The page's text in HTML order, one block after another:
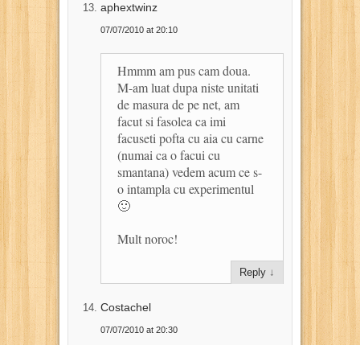
aphextwinz
07/07/2010 at 20:10
Hmmm am pus cam doua.
M-am luat dupa niste unitati
de masura de pe net, am
facut si fasolea ca imi
facuseti pofta cu aia cu carne
(numai ca o facui cu
smantana) vedem acum ce s-
o intampla cu experimentul
🙂
Mult noroc!
Reply ↓
Costachel
07/07/2010 at 20:30